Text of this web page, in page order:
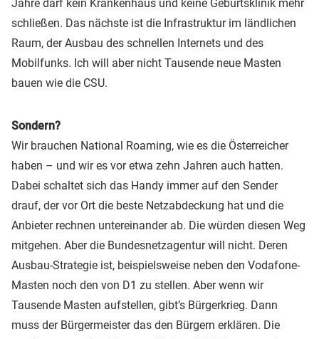
Jahre darf kein Krankenhaus und keine Geburtsklinik mehr
schließen. Das nächste ist die Infrastruktur im ländlichen
Raum, der Ausbau des schnellen Internets und des
Mobilfunks. Ich will aber nicht Tausende neue Masten
bauen wie die CSU.
Sondern?
Wir brauchen National Roaming, wie es die Österreicher
haben – und wir es vor etwa zehn Jahren auch hatten.
Dabei schaltet sich das Handy immer auf den Sender
drauf, der vor Ort die beste Netzabdeckung hat und die
Anbieter rechnen untereinander ab. Die würden diesen Weg
mitgehen. Aber die Bundesnetzagentur will nicht. Deren
Ausbau-Strategie ist, beispielsweise neben den Vodafone-
Masten noch den von D1 zu stellen. Aber wenn wir
Tausende Masten aufstellen, gibt’s Bürgerkrieg. Dann
muss der Bürgermeister das den Bürgern erklären. Die